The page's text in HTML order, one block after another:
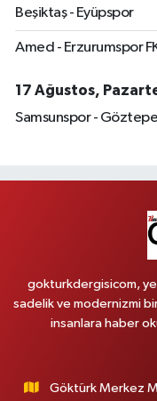
Beşiktaş - Eyüpspor
Amed - Erzurumspor
17 Ağustos,
Samsunspor - Göztepe
gokturkdergisicom,
sadelik ve modernizmi
insanlara haber
Göktürk Merkez